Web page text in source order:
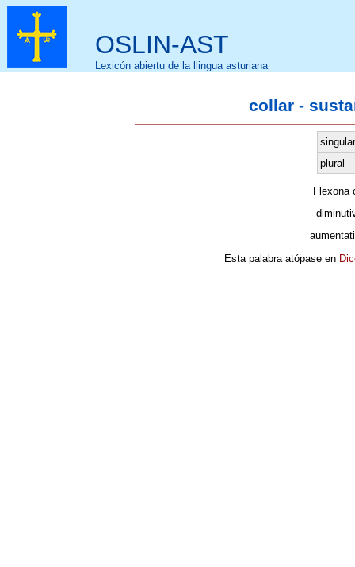
OSLIN-AST
Lexicón abiertu de la llingua asturiana
collar -
singular
plural
Flexona
Esta palabra atópase en